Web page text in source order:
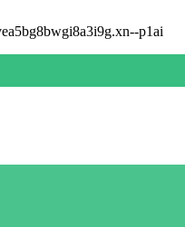
p1ai